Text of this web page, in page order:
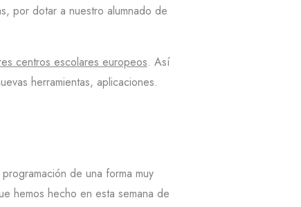
por dotar a nuestro alumnado de
centros escolares europeos. Así
herramientas, aplicaciones.
de una forma muy
hemos hecho en esta semana de